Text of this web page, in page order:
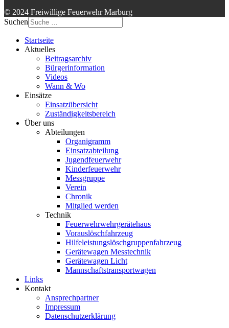
© 2024 Freiwillige Feuerwehr Marburg
Suchen
Startseite
Aktuelles
Beitragsarchiv
Bürgerinformation
Videos
Wann & Wo
Einsätze
Einsatzübersicht
Zuständigkeitsbereich
Über uns
Abteilungen
Organigramm
Einsatzabteilung
Jugendfeuerwehr
Kinderfeuerwehr
Messgruppe
Verein
Chronik
Mitglied werden
Technik
Feuerwehrwehrgerätehaus
Vorauslöschfahrzeug
Hilfeleistungslöschgruppenfahrzeug
Gerätewagen Messtechnik
Gerätewagen Licht
Mannschaftstransportwagen
Links
Kontakt
Ansprechpartner
Impressum
Datenschutzerklärung